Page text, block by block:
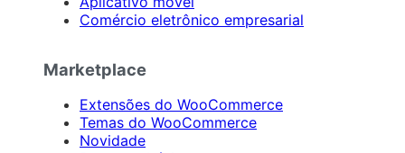
Comércio eletrônico empresarial
Marketplace
Extensões do WooCommerce
Temas do WooCommerce
Novidade